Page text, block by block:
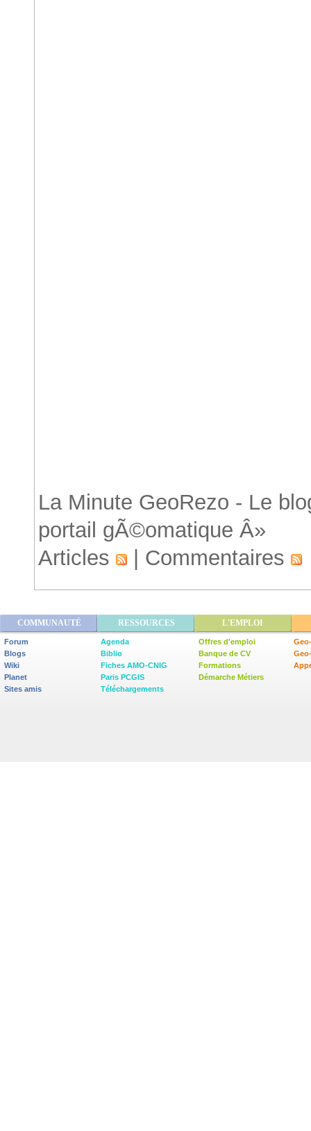
La Minute GeoRezo - Le
portail gÃ©omatique Â»
Articles
Commentaires
COMMUNAUTÉ RESSOURCES L'EMPLOI
Forum
Blogs
Wiki
Planet
Sites amis
Agenda
Biblio
Fiches AMO-CNIG
Paris PCGIS
Téléchargements
Offres d'emploi
Banque de CV
Formations
Démarche Métiers